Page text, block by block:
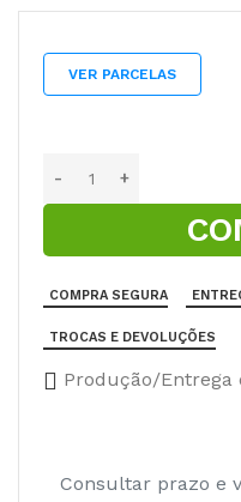
VER PARCELAS
COMPRA SEGURA
TROCAS E DEVOLUÇÕES
Produção/Entrega
Consultar prazo e